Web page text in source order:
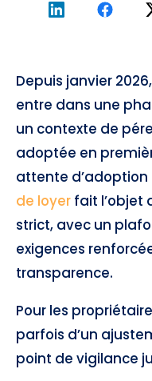
Depuis janvier
entre dans une
un contexte de
adoptée en
attente d’adoption
de loyerfait l’objet
strict, avec un
exigences
transparence.
Pour les
parfois d’un
point de vigilance